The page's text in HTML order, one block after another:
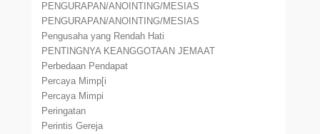
PENGURAPAN/ANOINTING/MESIAS
PENGURAPAN/ANOINTING/MESIAS
Pengusaha yang Rendah Hati
PENTINGNYA KEANGGOTAAN JEMAAT
Perbedaan Pendapat
Percaya Mimp[i
Percaya Mimpi
Peringatan
Perintis Gereja